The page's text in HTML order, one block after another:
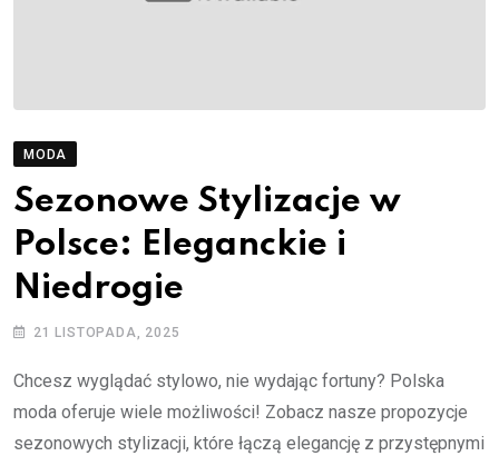
MODA
Sezonowe Stylizacje w
Polsce: Eleganckie i
Niedrogie
21 LISTOPADA, 2025
Chcesz wyglądać stylowo, nie wydając fortuny? Polska
moda oferuje wiele możliwości! Zobacz nasze propozycje
sezonowych stylizacji, które łączą elegancję z przystępnymi